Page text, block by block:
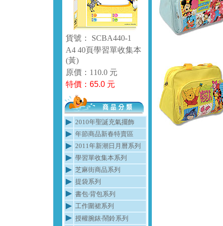
貨號： SCBA440-1
A4 40頁學習單收集本
(黃)
原價：110.0 元
特價： 65.0元
2010年聖誕充氣擺飾
年節商品新春特賣區
2011年新潮日月曆系列
學習單收集本系列
芝麻街商品系列
提袋系列
書包‧背包系列
工作圍裙系列
授權腕錶‧鬧鈴系列